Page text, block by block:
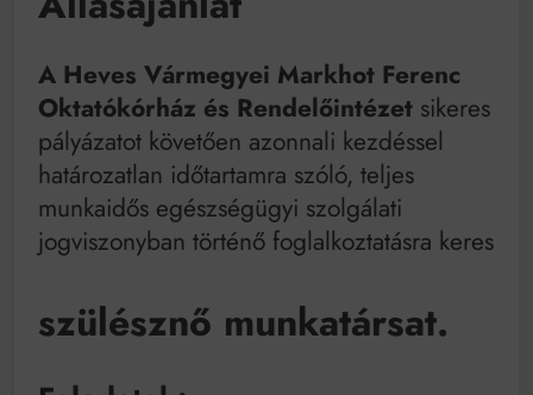
Mindenki a világot akarja uralni – de nem csak a 80-
működik, ha jól van felújítva
A Heves Vármegyei Markhot Ferenc
Oktatókórház és Rendelőintézet sikeres
pályázatot követően azonnali kezdéssel
határozatlan időtartamra szóló, teljes
munkaidős egészségügyi szolgálati
jogviszonyban történő foglalkoztatásra keres
szülésznő munkatársat.